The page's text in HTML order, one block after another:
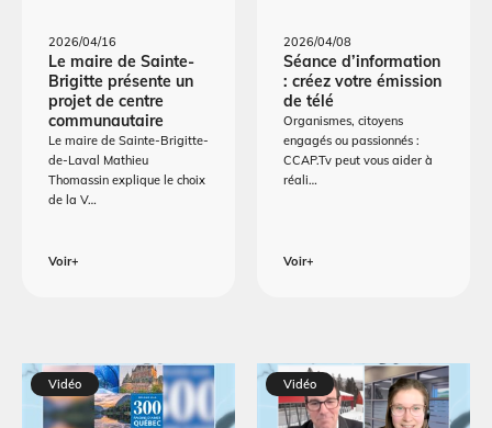
2026/04/16
Le maire de Sainte-
Brigitte présente un
projet de centre
communautaire
Le maire de Sainte-Brigitte-
de-Laval Mathieu
Thomassin explique le choix
de la V…
Voir+
2026/04/08
Séance d’information
: créez votre émission
de télé
Organismes, citoyens
engagés ou passionnés :
CCAP.Tv peut vous aider à
réali…
Voir+
Vidéo Vidéo